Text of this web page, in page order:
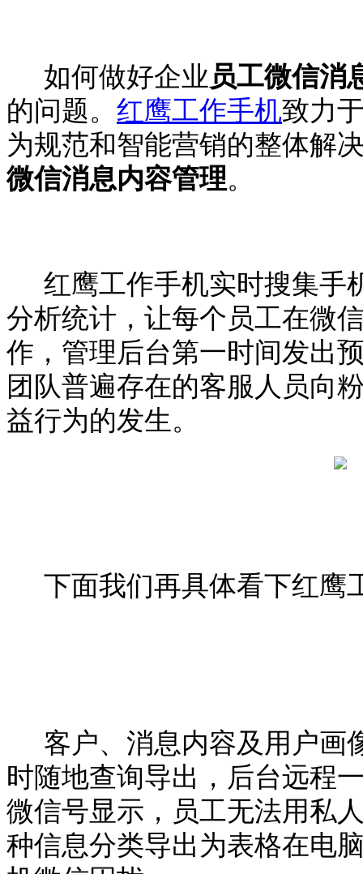
如何做好企业 员工微信消
的问题。 红鹰工作手机致力
为规范和智能营销的整体解
微信消息内容管理。
红鹰工作手机实时搜集手
分析统计，让每个员工在微
作，管理后台第一时间发出
团队普遍存在的客服人员向
益行为的发生。
下面我们再具体看下红鹰
客户、消息内容及用户画
时随地查询导出，后台远程
微信号显示，员工无法用私
种信息分类导出为表格在电